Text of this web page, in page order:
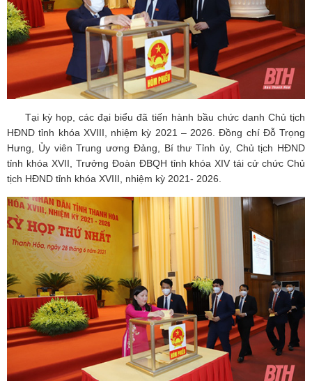
Tại kỳ họp, các đại biểu đã tiến hành bầu chức danh Chủ tịch
HĐND tỉnh khóa XVIII, nhiệm kỳ 2021 – 2026. Đồng chí Đỗ Trọng
Hưng, Ủy viên Trung ương Đảng, Bí thư Tỉnh ủy, Chủ tịch HĐND
tỉnh khóa XVII, Trưởng Đoàn ĐBQH tỉnh khóa XIV tái cử chức Chủ
tịch HĐND tỉnh khóa XVIII, nhiệm kỳ 2021- 2026.